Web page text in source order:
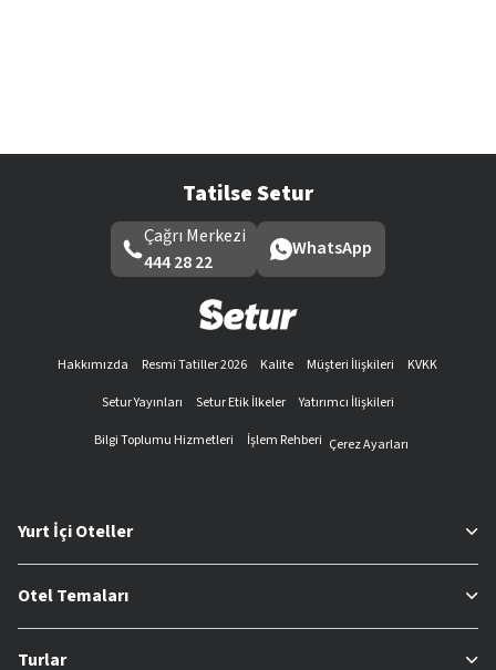
Tatilse Setur
Çağrı Merkezi
444 28 22
WhatsApp
Hakkımızda Resmi Tatiller 2026 Kalite Müşteri İlişkileri
KVKK
Setur Yayınları
Setur Etik İlkeler
Yatırımcı İlişkileri
Bilgi Toplumu Hizmetleri
İşlem Rehberi Çerez Ayarları
Yurt İçi Oteller
Otel Temaları
Turlar